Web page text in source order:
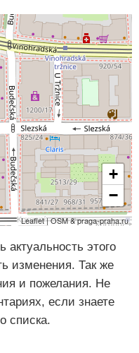
+
−
Leaflet | OSM & praga-praha.ru
этого
изменения. Так же
и пожелания. Не
если знаете
списка.